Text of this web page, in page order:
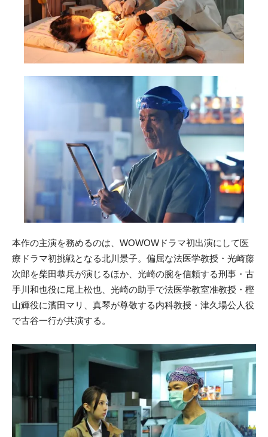
本作の主演を務めるのは、WOWOWドラマ初出演にして医
療ドラマ初挑戦となる北川景子。偏屈な法医学教授・光崎藤
次郎を柴田恭兵が演じるほか、光崎の腕を信頼する刑事・古
手川和也役に尾上松也、光崎の助手で法医学教室准教授・樫
山輝役に濱田マリ、真琴が尊敬する内科教授・津久場公人役
で古谷一行が共演する。